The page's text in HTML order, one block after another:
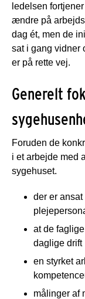
ledelsen
ændre på
dag ét, men de
sat i gang vidner
er på rette vej.
Generelt
Foruden de
i et arbejde med
sygehuset.
der er
at de
daglige drift
en styrket
målinger af